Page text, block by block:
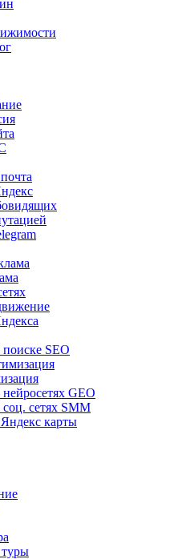
SEO
GEO
сетях SMM
карты